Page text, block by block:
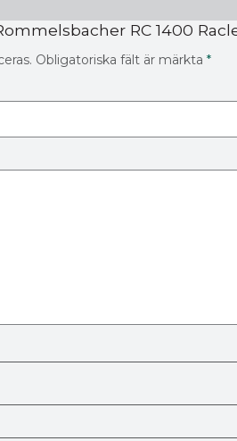
RC 1400
Obligatoriska fält är märkta *